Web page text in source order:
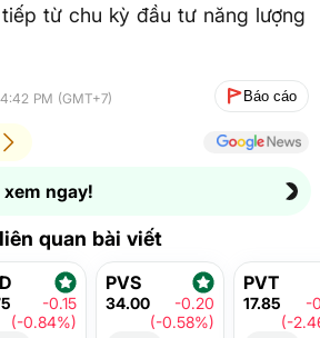
từ chu kỳ đầu tư năng lượng
PM (GMT+7) Báo cáo
ngay!
quan bài viết
-0.15
(-0.84%)
PVS
34.00
-0.20
(-0.58%)
PVT
17.85
-
(-